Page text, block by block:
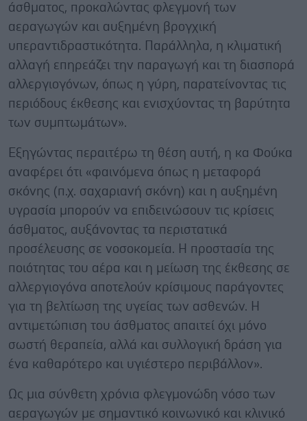
άσθματος, προκαλώντας φλεγμονή των
αεραγωγών και αυξημένη βρογχική
υπεραντιδραστικότητα. Παράλληλα, η κλιματική
αλλαγή επηρεάζει την παραγωγή και τη διασπορά
αλλεργιογόνων, όπως η γύρη, παρατείνοντας τις
περιόδους έκθεσης και ενισχύοντας τη βαρύτητα
των συμπτωμάτων».
Εξηγώντας περαιτέρω τη θέση αυτή, η κα Φούκα
αναφέρει ότι «φαινόμενα όπως η μεταφορά
σκόνης (π.χ. σαχαριανή σκόνη) και η αυξημένη
υγρασία μπορούν να επιδεινώσουν τις κρίσεις
άσθματος, αυξάνοντας τα περιστατικά
προσέλευσης σε νοσοκομεία. Η προστασία της
ποιότητας του αέρα και η μείωση της έκθεσης σε
αλλεργιογόνα αποτελούν κρίσιμους παράγοντες
για τη βελτίωση της υγείας των ασθενών. Η
αντιμετώπιση του άσθματος απαιτεί όχι μόνο
σωστή θεραπεία, αλλά και συλλογική δράση για
ένα καθαρότερο και υγιέστερο περιβάλλον».
Ως μια σύνθετη χρόνια φλεγμονώδη νόσο των
αεραγωγών με σημαντικό κοινωνικό και κλινικό